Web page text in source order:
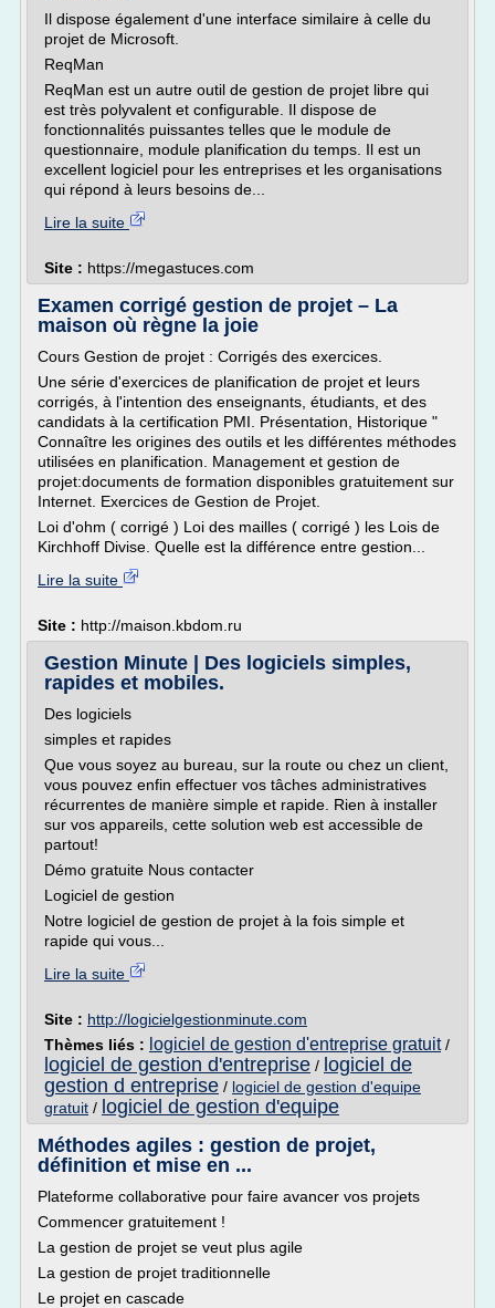
Il dispose également d'une interface similaire à celle du
projet de Microsoft.
ReqMan
ReqMan est un autre outil de gestion de projet libre qui
est très polyvalent et configurable. Il dispose de
fonctionnalités puissantes telles que le module de
questionnaire, module planification du temps. Il est un
excellent logiciel pour les entreprises et les organisations
qui répond à leurs besoins de...
Lire la suite
Site : https://megastuces.com
Examen corrigé gestion de projet – La
maison où règne la joie
Cours Gestion de projet : Corrigés des exercices.
Une série d'exercices de planification de projet et leurs
corrigés, à l'intention des enseignants, étudiants, et des
candidats à la certification PMI. Présentation, Historique "
Connaître les origines des outils et les différentes méthodes
utilisées en planification. Management et gestion de
projet:documents de formation disponibles gratuitement sur
Internet. Exercices de Gestion de Projet.
Loi d'ohm ( corrigé ) Loi des mailles ( corrigé ) les Lois de
Kirchhoff Divise. Quelle est la différence entre gestion...
Lire la suite
Site : http://maison.kbdom.ru
Gestion Minute | Des logiciels simples,
rapides et mobiles.
Des logiciels
simples et rapides
Que vous soyez au bureau, sur la route ou chez un client,
vous pouvez enfin effectuer vos tâches administratives
récurrentes de manière simple et rapide. Rien à installer
sur vos appareils, cette solution web est accessible de
partout!
Démo gratuite Nous contacter
Logiciel de gestion
Notre logiciel de gestion de projet à la fois simple et
rapide qui vous...
Lire la suite
Site : http://logicielgestionminute.com
Thèmes liés : logiciel de gestion d'entreprise gratuit/
logiciel de gestion d'entreprise / logiciel de
gestion d entreprise / logiciel de gestion d'equipe
gratuit / logiciel de gestion d'equipe
Méthodes agiles : gestion de projet,
définition et mise en ...
Plateforme collaborative pour faire avancer vos projets
Commencer gratuitement !
La gestion de projet se veut plus agile
La gestion de projet traditionnelle
Le projet en cascade